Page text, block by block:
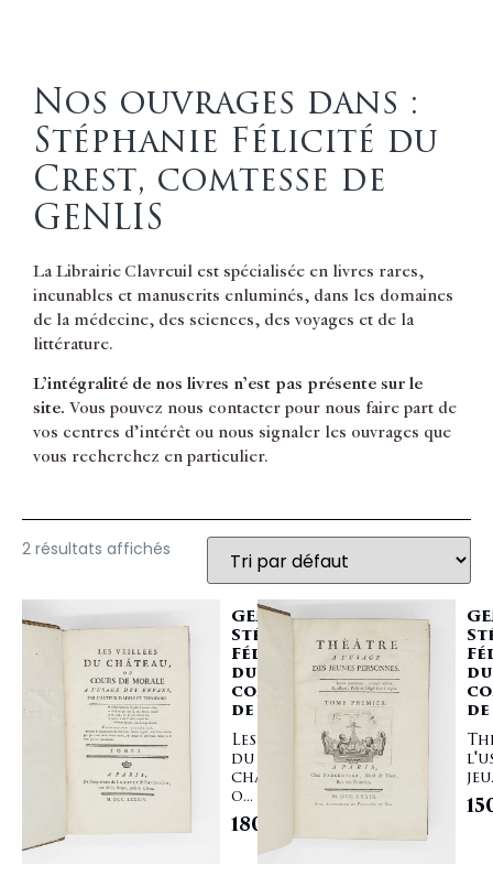
Nos ouvrages dans :
Stéphanie Félicité du
Crest, comtesse de
GENLIS
La Librairie Clavreuil est spécialisée en livres rares,
incunables et manuscrits enluminés, dans les domaines
de la médecine, des sciences, des voyages et de la
littérature.
L’intégralité de nos livres n’est pas présente sur le
site. Vous pouvez nous contacter pour nous faire part de
vos centres d’intérêt ou nous signaler les ouvrages que
vous recherchez en particulier.
2 résultats affichés
GENLIS
Stéphanie
Félicité
du Crest,
comtesse
de
Les Veillées
du
château,
o...
1800,00
de